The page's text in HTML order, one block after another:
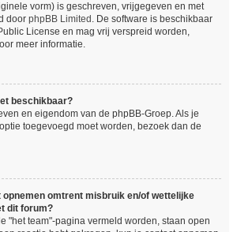
vorm) is geschreven, vrijgegeven en met
door phpBB Limited . De software is beschikbaar
License en mag vrij verspreid worden,
meer informatie.
beschikbaar?
en eigendom van de phpBB-Groep. Als je
toegevoegd moet worden, bezoek dan de
opnemen omtrent misbruik en/of wettelijke
dit forum?
"het team"-pagina vermeld worden, staan open